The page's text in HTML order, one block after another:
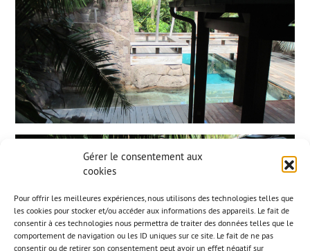
Gérer le consentement aux
cookies
Pour offrir les meilleures expériences, nous utilisons des technologies telles que
les cookies pour stocker et/ou accéder aux informations des appareils. Le fait de
consentir à ces technologies nous permettra de traiter des données telles que le
comportement de navigation ou les ID uniques sur ce site. Le fait de ne pas
consentir ou de retirer son consentement peut avoir un effet négatif sur